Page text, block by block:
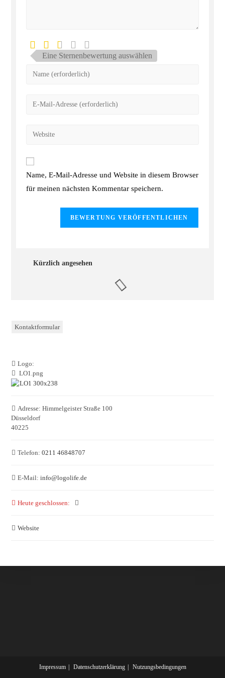
Eine Sternenbewertung auswählen
Name, E-Mail-Adresse und Website in diesem Browser
für meinen nächsten Kommentar speichern.
Kürzlich angesehen
Kontaktformular
Logo:
LO1.png
Adresse: Himmelgeister Straße 100
Düsseldorf
40225
Telefon: 0211 46848707
E-Mail: info@logolife.de
Heute geschlossen:
Website
Impressum Datenschutzerklärung Nutzungsbedingungen